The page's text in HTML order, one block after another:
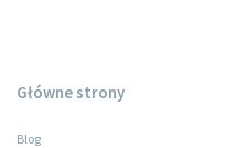
Główne strony
Blog